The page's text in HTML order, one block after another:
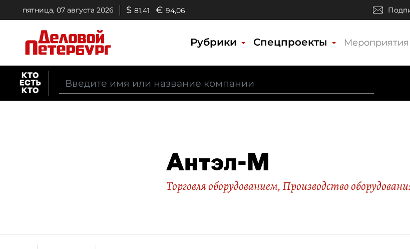
пятница, 07 августа 2026 $ 81,41 € 94,06
Рубрики Спецпроекты Мероприятия
Антэл-М
Торговля оборудованием,Производство